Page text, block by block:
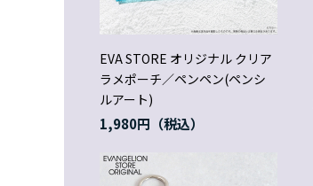
EVA STORE オリジナル クリア
ラメポーチ／ペンペン(ペンシ
ルアート)
1,980円